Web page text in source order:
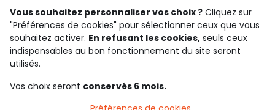
notre catalogue
Conditions générales de ventes et d'utilisation
Politique de confidentialité
Cookies et données personnelles
Vous souhaitez personnaliser vos choix ? Cliquez sur
"Préférences de cookies" pour sélectionner ceux que vous
souhaitez activer. En refusant les cookies, seuls ceux
indispensables au bon fonctionnement du site seront
utilisés.
Vos choix seront conservés 6 mois.